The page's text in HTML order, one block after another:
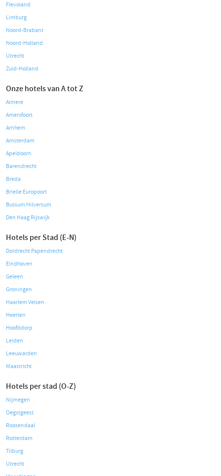
Flevoland
Limburg
Noord-Brabant
Noord-Holland
Utrecht
Zuid-Holland
Onze hotels van A tot Z
Almere
Amersfoort
Arnhem
Amsterdam
Apeldoorn
Barendrecht
Breda
Brielle Europoort
Bussum Hilversum
Den Haag Rijswijk
Hotels per Stad (E-N)
Dordrecht Papendrecht
Eindhoven
Geleen
Groningen
Haarlem Velsen
Heerlen
Hoofddorp
Leiden
Leeuwarden
Maastricht
Hotels per stad (O-Z)
Nijmegen
Oegstgeest
Roosendaal
Rotterdam
Tilburg
Utrecht